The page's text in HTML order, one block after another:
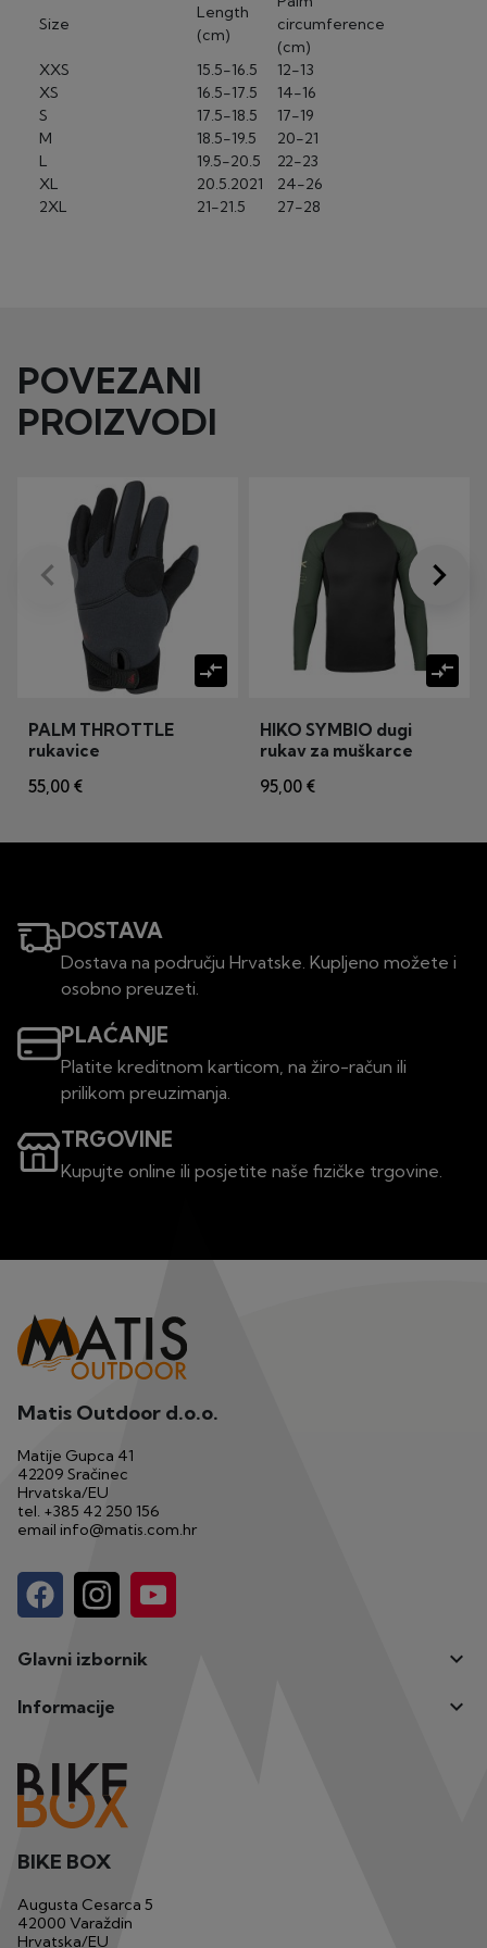
Size
Length
(cm)
circumference
(cm)
XXS
15.5-16.5
12-13
XS
16.5-17.5
14-16
S
17.5-18.5
17-19
M
18.5-19.5
20-21
L
19.5-20.5
22-23
XL
20.5.2021
24-26
2XL
21-21.5 27-28
POVEZANI
PROIZVODI
compare_arrows
PALM THROTTLE
rukavice
55,00 €
compare_arrows
HIKO SYMBIO dugi
rukav za muškarce
95,00 €
Prije
keyboard_arrow_left Dalje
keyboard_arrow_right
DOSTAVA
Dostava na području Hrvatske. Kupljeno možete i
osobno preuzeti.
PLAĆANJE
Platite kreditnom karticom, na žiro-račun ili
prilikom preuzimanja.
TRGOVINE
Kupujte online ili posjetite naše fizičke trgovine.
Matis Outdoor d.o.o.
Matije Gupca 41
42209 Sračinec
Hrvatska/EU
tel. +385 42 250 156
email info@matis.com.hr
Glavni izbornik 
Informacije 
BIKE BOX
Augusta Cesarca 5
42000 Varaždin
Hrvatska/EU